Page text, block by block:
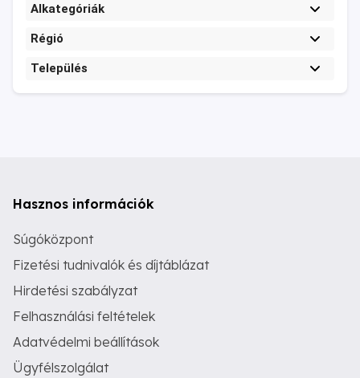
Alkategóriák
Régió
Település
Hasznos információk
Súgóközpont
Fizetési tudnivalók és díjtáblázat
Hirdetési szabályzat
Felhasználási feltételek
Adatvédelmi beállítások
Ügyfélszolgálat